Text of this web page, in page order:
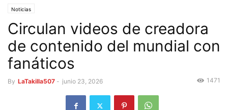
Noticias
Circulan videos de creadora
de contenido del mundial con
fanáticos
By LaTakilla507 - junio 23, 2026 1471